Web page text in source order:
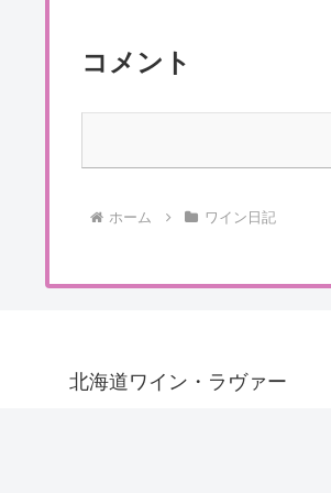
コメント
ホーム ワイン日記
北海道ワイン・ラヴァー